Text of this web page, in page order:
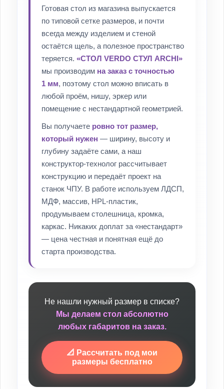
Готовая стол из магазина выпускается
по типовой сетке размеров, и почти
всегда между изделием и стеной
остаётся щель, а полезное пространство
теряется. «СТОЛ VERDO СТУЛ ARCHI»
мы производим на заказ с точностью
1 мм, поэтому стол можно вписать в
любой проём, нишу, эркер или
помещение с нестандартной геометрией.
Вы получаете ровно тот размер,
который нужен — ширину, высоту и
глубину задаёте сами, а наш
конструктор-технолог рассчитывает
конструкцию и передаёт проект на
станок ЧПУ. В работе используем ЛДСП,
МДФ, массив, HPL-пластик,
продумываем столешница, кромка,
каркас. Никаких доплат за «нестандарт»
— цена честная и понятная ещё до
старта производства.
Не нашли нужный размер в списке?
Мы делаем стол абсолютно
любых габаритов на заказ.
📐 Рассчитать под мои
размеры бесплатно